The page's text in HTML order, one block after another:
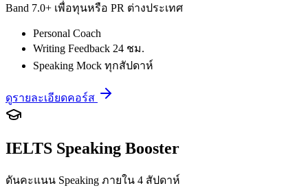
Band 7.0+ เพื่อทุนหรือ PR ต่างประเทศ
Personal Coach
Writing Feedback 24 ชม.
Speaking Mock ทุกสัปดาห์
ดูรายละเอียดคอร์ส
IELTS Speaking Booster
ดันคะแนน Speaking ภายใน 4 สัปดาห์